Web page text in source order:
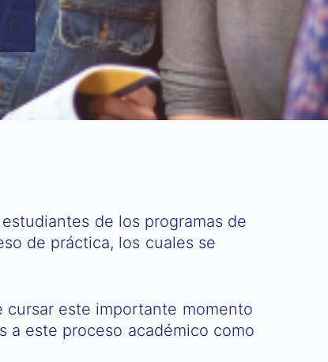
de los programas de
de práctica, los cuales se
este importante momento
a este proceso académico como